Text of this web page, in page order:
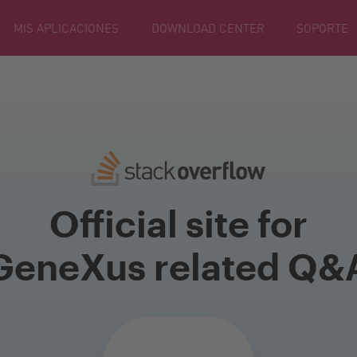
MIS APLICACIONES DOWNLOAD CENTER SOPORTE
Official site for
related